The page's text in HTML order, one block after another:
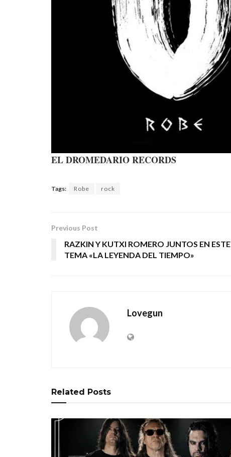
EL DROMEDARIO RECORDS
Tags: Robe rock
Previous Post
RAZKIN Y KUTXI ROMERO JUNTOS EN ESTE
TEMA «LA LEYENDA DEL TIEMPO»
Lovegun
Related Posts